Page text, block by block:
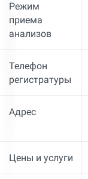
Режим
приема
анализов
Телефон
регистратуры
Адрес
Цены и услуги